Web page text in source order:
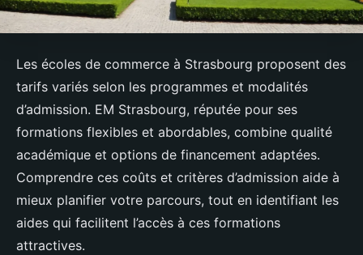
Les écoles de commerce à Strasbourg proposent des
tarifs variés selon les programmes et modalités
d’admission. EM Strasbourg, réputée pour ses
formations flexibles et abordables, combine qualité
académique et options de financement adaptées.
Comprendre ces coûts et critères d’admission aide à
mieux planifier votre parcours, tout en identifiant les
aides qui facilitent l’accès à ces formations
attractives.